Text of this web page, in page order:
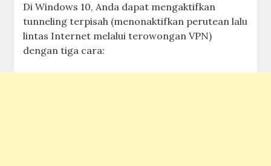
Di Windows 10, Anda dapat mengaktifkan
tunneling terpisah (menonaktifkan perutean lalu
lintas Internet melalui terowongan VPN)
dengan tiga cara: